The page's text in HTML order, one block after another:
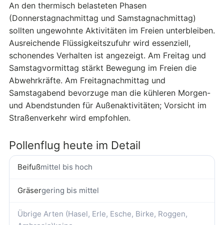
An den thermisch belasteten Phasen
(Donnerstagnachmittag und Samstagnachmittag)
sollten ungewohnte Aktivitäten im Freien unterbleiben.
Ausreichende Flüssigkeitszufuhr wird essenziell,
schonendes Verhalten ist angezeigt. Am Freitag und
Samstagvormittag stärkt Bewegung im Freien die
Abwehrkräfte. Am Freitagnachmittag und
Samstagabend bevorzuge man die kühleren Morgen-
und Abendstunden für Außenaktivitäten; Vorsicht im
Straßenverkehr wird empfohlen.
Pollenflug heute im Detail
Beifußmittel bis hoch
Gräsergering bis mittel
Übrige Arten (Hasel, Erle, Esche, Birke, Roggen,